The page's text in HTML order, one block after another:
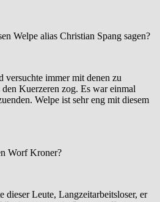
Welpe alias Christian Spang sagen?
immer mit denen zu
Kuerzeren zog. Es war einmal
Welpe ist sehr eng mit diesem
Worf Kroner?
dieser Leute, Langzeitarbeitsloser, er